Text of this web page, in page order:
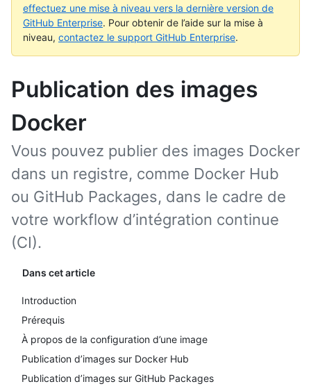
effectuez une mise à niveau vers la dernière version de
GitHub Enterprise. Pour obtenir de l’aide sur la mise à
niveau, contactez le support GitHub Enterprise.
Publication des images
Docker
Vous pouvez publier des images Docker
dans un registre, comme Docker Hub
ou GitHub Packages, dans le cadre de
votre workflow d’intégration continue
(CI).
Dans cet article
Introduction
Prérequis
À propos de la configuration d’une image
Publication d’images sur Docker Hub
Publication d’images sur GitHub Packages